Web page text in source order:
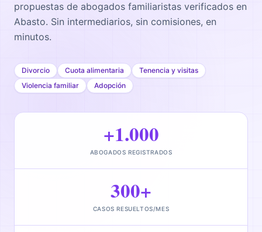
propuestas de abogados familiaristas verificados en
Abasto. Sin intermediarios, sin comisiones, en
minutos.
Divorcio Cuota alimentaria
Tenencia y visitas
Violencia familiar
Adopción
+1.000
ABOGADOS REGISTRADOS
300+
CASOS RESUELTOS/MES